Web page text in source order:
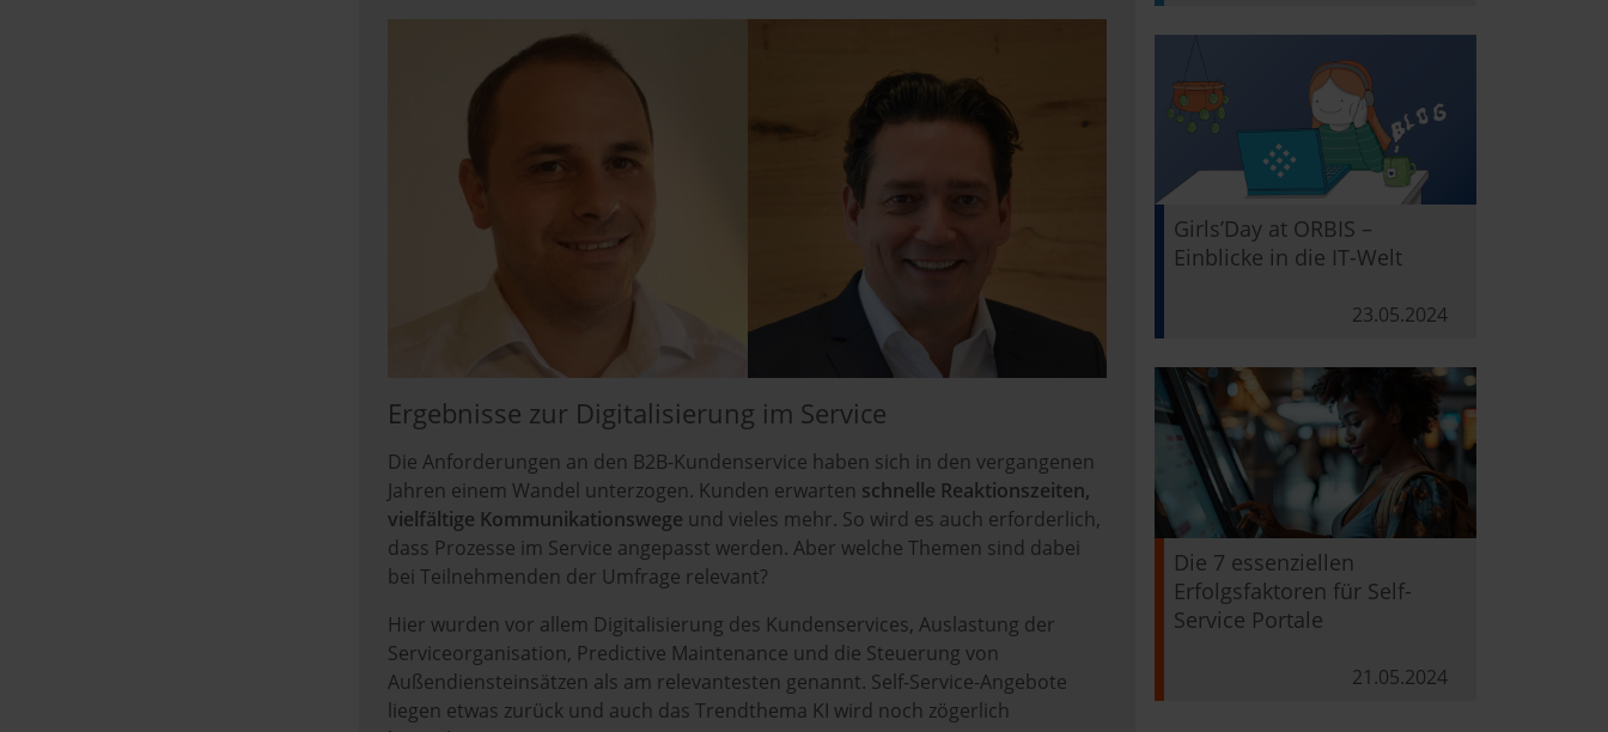
Ergebnisse zur Digitalisierung im Service
Die Anforderungen an den B2B-Kundenservice haben sich in den vergangenen
Jahren einem Wandel unterzogen. Kunden erwarten schnelle Reaktionszeiten,
vielfältige Kommunikationswege und vieles mehr. So wird es auch erforderlich,
dass Prozesse im Service angepasst werden. Aber welche Themen sind dabei
bei Teilnehmenden der Umfrage relevant?
Hier wurden vor allem Digitalisierung des Kundenservices, Auslastung der
Serviceorganisation, Predictive Maintenance und die Steuerung von
Außendiensteinsätzen als am relevantesten genannt. Self-Service-Angebote
liegen etwas zurück und auch das Trendthema KI wird noch zögerlich
Girls’Day at ORBIS –
Einblicke in die IT-Welt
23.05.2024
Die 7 essenziellen
Erfolgsfaktoren für Self-
Service Portale
21.05.2024